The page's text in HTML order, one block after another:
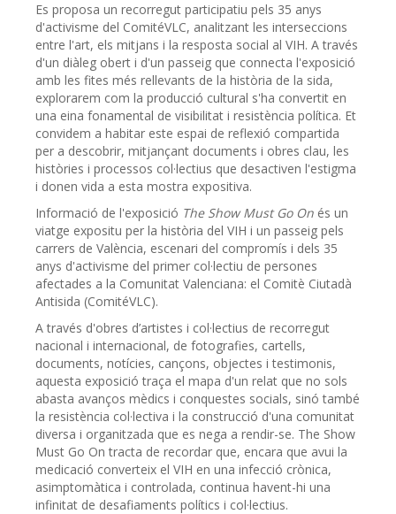
Es proposa un recorregut participatiu pels 35 anys
d'activisme del ComitéVLC, analitzant les interseccions
entre l'art, els mitjans i la resposta social al VIH. A través
d'un diàleg obert i d'un passeig que connecta l'exposició
amb les fites més rellevants de la història de la sida,
explorarem com la producció cultural s'ha convertit en
una eina fonamental de visibilitat i resistència política. Et
convidem a habitar este espai de reflexió compartida
per a descobrir, mitjançant documents i obres clau, les
històries i processos col·lectius que desactiven l'estigma
i donen vida a esta mostra expositiva.
Informació de l'exposició The Show Must Go On és un
viatge expositu per la història del VIH i un passeig pels
carrers de València, escenari del compromís i dels 35
anys d'activisme del primer col·lectiu de persones
afectades a la Comunitat Valenciana: el Comitè Ciutadà
Antisida (ComitéVLC).
A través d'obres d’artistes i col·lectius de recorregut
nacional i internacional, de fotografies, cartells,
documents, notícies, cançons, objectes i testimonis,
aquesta exposició traça el mapa d'un relat que no sols
abasta avanços mèdics i conquestes socials, sinó també
la resistència col·lectiva i la construcció d'una comunitat
diversa i organitzada que es nega a rendir-se. The Show
Must Go On tracta de recordar que, encara que avui la
medicació converteix el VIH en una infecció crònica,
asimptomàtica i controlada, continua havent-hi una
infinitat de desafiaments polítics i col·lectius.